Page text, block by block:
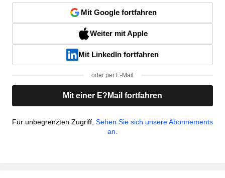
Mit Google fortfahren
Weiter mit Apple
Mit LinkedIn fortfahren
oder per E-Mail
Mit einer E?Mail fortfahren
Für unbegrenzten Zugriff, Sehen Sie sich unsere Abonnements
an.